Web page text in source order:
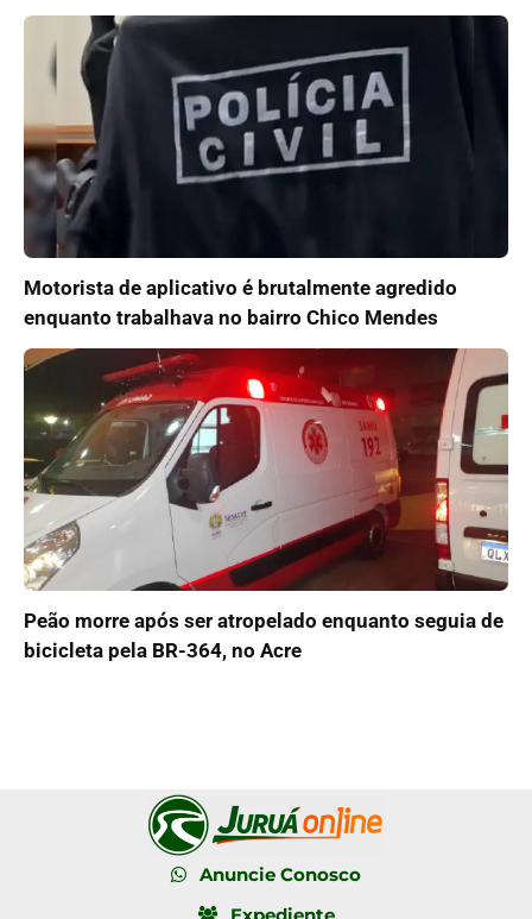
Motorista de aplicativo é brutalmente agredido
enquanto trabalhava no bairro Chico Mendes
Peão morre após ser atropelado enquanto seguia de
bicicleta pela BR-364, no Acre
Anuncie Conosco